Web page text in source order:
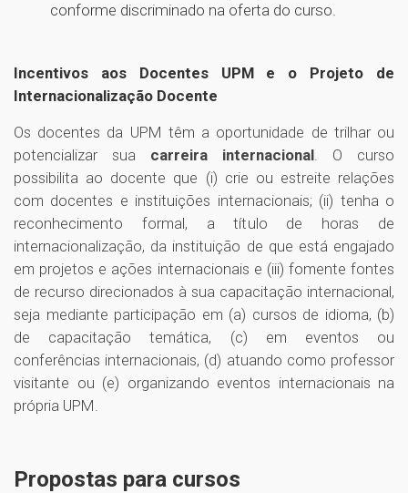
conforme discriminado na oferta do curso.
Incentivos aos Docentes UPM e o Projeto de
Internacionalização Docente
Os docentes da UPM têm a oportunidade de trilhar ou
potencializar sua carreira internacional. O curso
possibilita ao docente que (i) crie ou estreite relações
com docentes e instituições internacionais; (ii) tenha o
reconhecimento formal, a título de horas de
internacionalização, da instituição de que está engajado
em projetos e ações internacionais e (iii) fomente fontes
de recurso direcionados à sua capacitação internacional,
seja mediante participação em (a) cursos de idioma, (b)
de capacitação temática, (c) em eventos ou
conferências internacionais, (d) atuando como professor
visitante ou (e) organizando eventos internacionais na
própria UPM.
Propostas para cursos